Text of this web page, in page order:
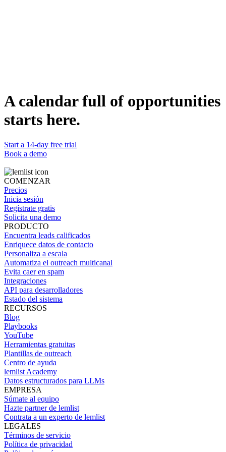
Listo
A calendar full of opportunities
starts here.
Start a 14-day free trial
Book a demo
COMENZAR
Precios
Inicia sesión
Regístrate gratis
Solicita una demo
PRODUCTO
Encuentra leads calificados
Enriquece datos de contacto
Personaliza a escala
Automatiza el outreach multicanal
Evita caer en spam
Integraciones
API para desarrolladores
Estado del sistema
RECURSOS
Blog
Playbooks
YouTube
Herramientas gratuitas
Plantillas de outreach
Centro de ayuda
lemlist Academy
Datos estructurados para LLMs
EMPRESA
Súmate al equipo
Hazte partner de lemlist
Contrata a un experto de lemlist
LEGALES
Términos de servicio
Política de privacidad